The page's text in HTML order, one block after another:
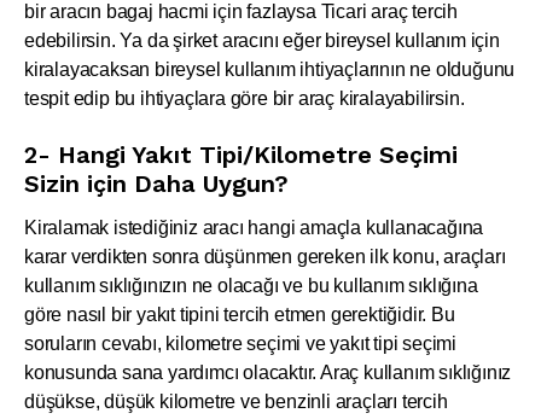
bir aracın bagaj hacmi için fazlaysa Ticari araç tercih
edebilirsin. Ya da şirket aracını eğer bireysel kullanım için
kiralayacaksan bireysel kullanım ihtiyaçlarının ne olduğunu
tespit edip bu ihtiyaçlara göre bir araç kiralayabilirsin.
2- Hangi Yakıt Tipi/Kilometre Seçimi
Sizin için Daha Uygun?
Kiralamak istediğiniz aracı hangi amaçla kullanacağına
karar verdikten sonra düşünmen gereken ilk konu, araçları
kullanım sıklığınızın ne olacağı ve bu kullanım sıklığına
göre nasıl bir yakıt tipini tercih etmen gerektiğidir. Bu
soruların cevabı, kilometre seçimi ve yakıt tipi seçimi
konusunda sana yardımcı olacaktır. Araç kullanım sıklığınız
düşükse, düşük kilometre ve benzinli araçları tercih